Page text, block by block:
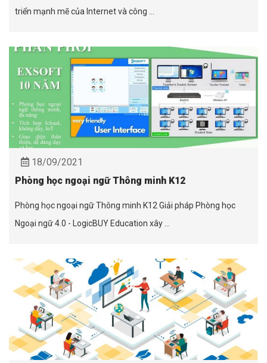
triển mạnh mẽ của Internet và công ...
18/09/2021
Phòng học ngoại ngữ Thông minh K12
Phòng học ngoại ngữ Thông minh K12 Giải pháp Phòng học
Ngoại ngữ 4.0 - LogicBUY Education xây ...